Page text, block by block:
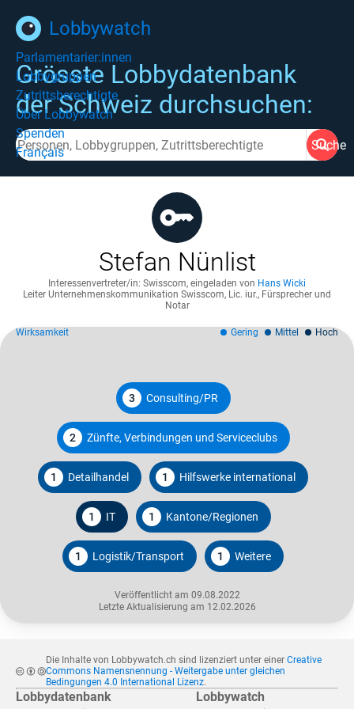
Lobbywatch
Parlamentarier:innen
Lobbygruppen
Zutrittsberechtigte
Über Lobbywatch
Spenden
Français
Grösste Lobbydatenbank
der Schweiz durchsuchen:
Suche
Stefan Nünlist
Interessenvertreter/in: Swisscom, eingeladen von Hans Wicki
Leiter Unternehmenskommunikation Swisscom, Lic. iur., Fürsprecher und
Notar
3 Consulting/PR
2 Zünfte, Verbindungen und Serviceclubs
1 Detailhandel 1 Hilfswerke international
1 IT 1 Kantone/Regionen
1 Logistik/Transport 1 Weitere
Veröffentlicht am 09.08.2022
Letzte Aktualisierung am 12.02.2026
Wirksamkeit Gering Mittel Hoch
Die Inhalte von Lobbywatch.ch sind lizenziert unter einer Creative
Commons Namensnennung - Weitergabe unter gleichen
Bedingungen 4.0 International Lizenz.
Lobbydatenbank Lobbywatch